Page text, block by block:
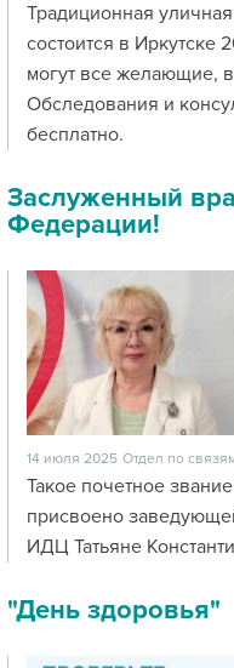
Традиционная
состоится в Иркутске
могут все желающие,
Обследования и
бесплатно.
Заслуженный
Федерации!
14 июля 2025 Отдел по
Такое почетное
присвоено
ИДЦ Татьяне
"День здоровья"